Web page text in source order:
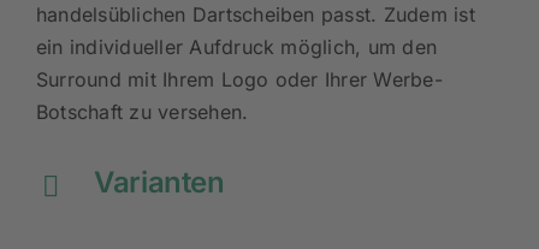
handelsüblichen Dartscheiben passt. Zudem ist
ein individueller Aufdruck möglich, um den
Surround mit Ihrem Logo oder Ihrer Werbe-
Botschaft zu versehen.
Varianten